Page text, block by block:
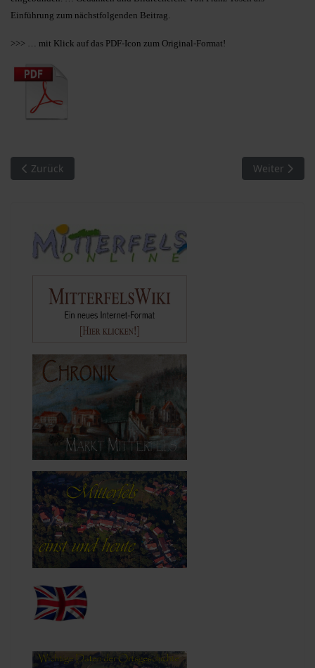
Einführung zum nächstfolgenden Beitrag.
>>> … mit Klick auf das PDF-Icon zum Original-Format!
Vorheriger Beitrag: MM 16/2010. Zweiter Weltkrieg in
Zurück Nächster
Weiter